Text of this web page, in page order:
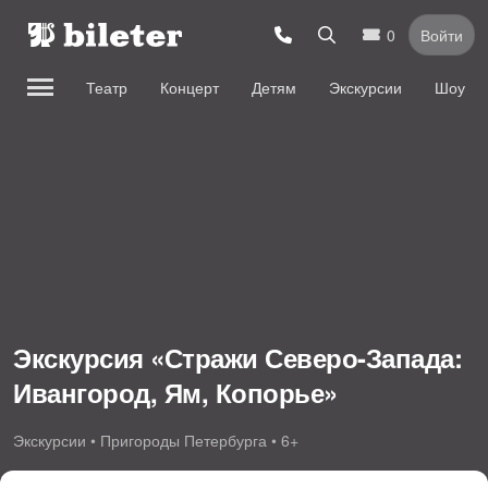
0 Войти
Театр Концерт Детям Экскурсии Шоу
Экскурсия «Стражи Северо-Запада:
Ивангород, Ям, Копорье»
Экскурсии • Пригороды Петербурга • 6+